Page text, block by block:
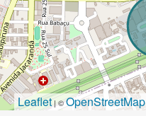
Leaflet | ©OpenStreetMap